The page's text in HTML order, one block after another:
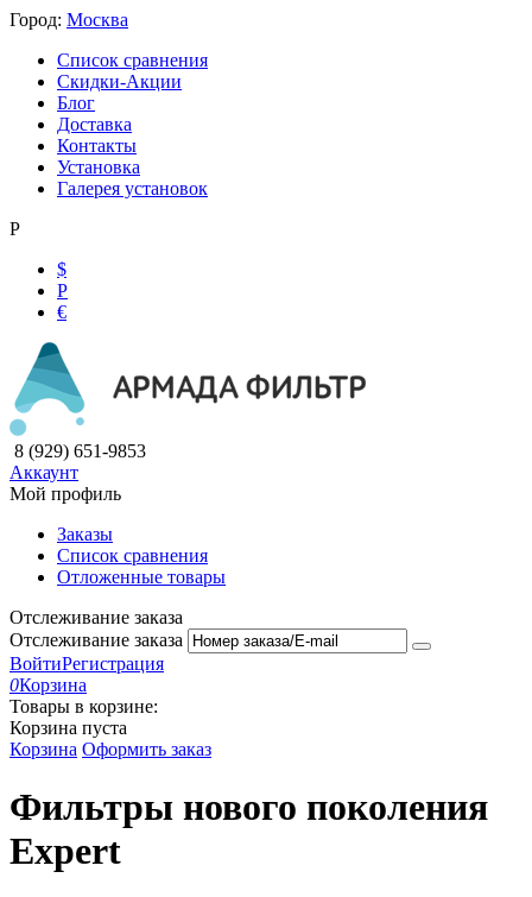
Город: Москва
Список сравнения
Скидки-Акции
Блог
Доставка
Контакты
Установка
Галерея установок
Р
$
Р
€
8 (929) 651-9853
Аккаунт
Мой профиль
Заказы
Список сравнения
Отложенные товары
Отслеживание заказа
Отслеживание заказа
ВойтиРегистрация
0Корзина
Товары в корзине:
Корзина пуста
Корзина Оформить заказ
Фильтры нового поколения
Expert